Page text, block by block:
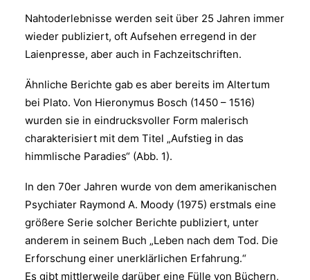
Nahtoderlebnisse werden seit über 25 Jahren immer
wieder publiziert, oft Aufsehen erregend in der
Laienpresse, aber auch in Fachzeitschriften.
Ähnliche Berichte gab es aber bereits im Altertum
bei Plato. Von Hieronymus Bosch (1450 – 1516)
wurden sie in eindrucksvoller Form malerisch
charakterisiert mit dem Titel „Aufstieg in das
himmlische Paradies“ (Abb. 1).
In den 70er Jahren wurde von dem amerikanischen
Psychiater Raymond A. Moody (1975) erstmals eine
größere Serie solcher Berichte publiziert, unter
anderem in seinem Buch „Leben nach dem Tod. Die
Erforschung einer unerklärlichen Erfahrung.“
Es gibt mittlerweile darüber eine Fülle von Büchern,